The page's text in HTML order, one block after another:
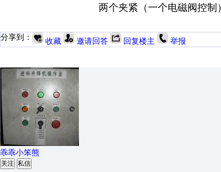
两个夹紧（一个电磁阀控制
分享到： 收藏 邀请回答 回复楼主 举报
乖乖小笨熊
关注 私信